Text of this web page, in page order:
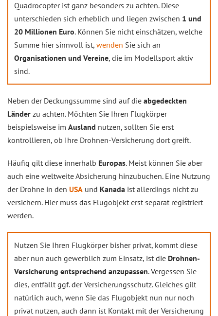
Quadrocopter ist ganz besonders zu achten. Diese
unterschieden sich erheblich und liegen zwischen 1 und
20 Millionen Euro. Können Sie nicht einschätzen, welche
Summe hier sinnvoll ist, wenden Sie sich an
Organisationen und Vereine, die im Modellsport aktiv
sind.
Neben der Deckungssumme sind auf die abgedeckten
Länder zu achten. Möchten Sie Ihren Flugkörper
beispielsweise im Ausland nutzen, sollten Sie erst
kontrollieren, ob Ihre Drohnen-Versicherung dort greift.
Häufig gilt diese innerhalb Europas. Meist können Sie aber
auch eine weltweite Absicherung hinzubuchen. Eine Nutzung
der Drohne in den USA und Kanada ist allerdings nicht zu
versichern. Hier muss das Flugobjekt erst separat registriert
werden.
Nutzen Sie Ihren Flugkörper bisher privat, kommt diese
aber nun auch gewerblich zum Einsatz, ist die Drohnen-
Versicherung entsprechend anzupassen. Vergessen Sie
dies, entfällt ggf. der Versicherungsschutz. Gleiches gilt
natürlich auch, wenn Sie das Flugobjekt nun nur noch
privat nutzen, auch dann ist Kontakt mit der Versicherung